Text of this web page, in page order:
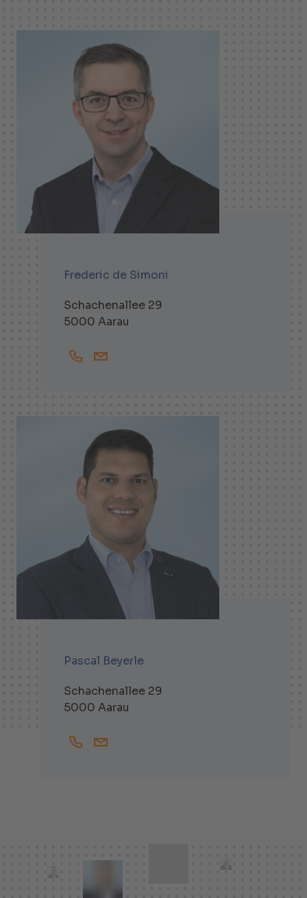
Frederic de Simoni
Schachenallee 29
5000 Aarau
+41628364518
Frederic.deSimoni@helbling.ch
Pascal Beyerle
Schachenallee 29
5000 Aarau
+41628364583
Pascal.Beyerle@helbling.ch